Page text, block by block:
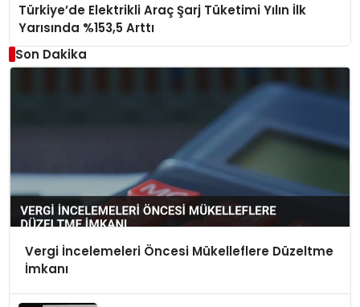
Türkiye’de Elektrikli Araç Şarj Tüketimi Yılın İlk
Yarısında %153,5 Arttı
Son Dakika
Vergi İncelemeleri Öncesi Mükelleflere Düzeltme
İmkanı